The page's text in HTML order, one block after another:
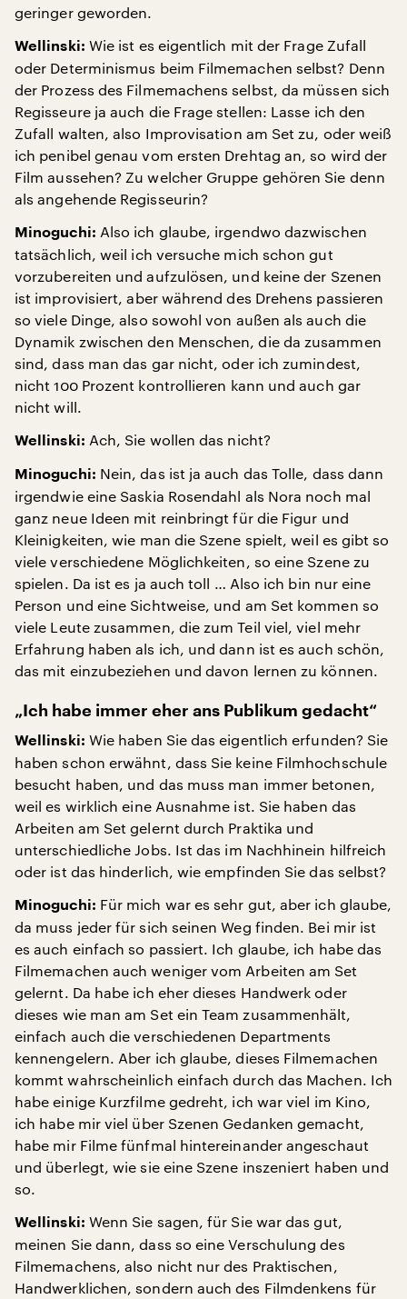
geringer geworden.
Wellinski: Wie ist es eigentlich mit der Frage Zufall
oder Determinismus beim Filmemachen selbst? Denn
der Prozess des Filmemachens selbst, da müssen sich
Regisseure ja auch die Frage stellen: Lasse ich den
Zufall walten, also Improvisation am Set zu, oder weiß
ich penibel genau vom ersten Drehtag an, so wird der
Film aussehen? Zu welcher Gruppe gehören Sie denn
als angehende Regisseurin?
Minoguchi: Also ich glaube, irgendwo dazwischen
tatsächlich, weil ich versuche mich schon gut
vorzubereiten und aufzulösen, und keine der Szenen
ist improvisiert, aber während des Drehens passieren
so viele Dinge, also sowohl von außen als auch die
Dynamik zwischen den Menschen, die da zusammen
sind, dass man das gar nicht, oder ich zumindest,
nicht 100 Prozent kontrollieren kann und auch gar
nicht will.
Wellinski: Ach, Sie wollen das nicht?
Minoguchi: Nein, das ist ja auch das Tolle, dass dann
irgendwie eine Saskia Rosendahl als Nora noch mal
ganz neue Ideen mit reinbringt für die Figur und
Kleinigkeiten, wie man die Szene spielt, weil es gibt so
viele verschiedene Möglichkeiten, so eine Szene zu
spielen. Da ist es ja auch toll … Also ich bin nur eine
Person und eine Sichtweise, und am Set kommen so
viele Leute zusammen, die zum Teil viel, viel mehr
Erfahrung haben als ich, und dann ist es auch schön,
das mit einzubeziehen und davon lernen zu können.
„Ich habe immer eher ans Publikum gedacht“
Wellinski: Wie haben Sie das eigentlich erfunden? Sie
haben schon erwähnt, dass Sie keine Filmhochschule
besucht haben, und das muss man immer betonen,
weil es wirklich eine Ausnahme ist. Sie haben das
Arbeiten am Set gelernt durch Praktika und
unterschiedliche Jobs. Ist das im Nachhinein hilfreich
oder ist das hinderlich, wie empfinden Sie das selbst?
Minoguchi: Für mich war es sehr gut, aber ich glaube,
da muss jeder für sich seinen Weg finden. Bei mir ist
es auch einfach so passiert. Ich glaube, ich habe das
Filmemachen auch weniger vom Arbeiten am Set
gelernt. Da habe ich eher dieses Handwerk oder
dieses wie man am Set ein Team zusammenhält,
einfach auch die verschiedenen Departments
kennengelern. Aber ich glaube, dieses Filmemachen
kommt wahrscheinlich einfach durch das Machen. Ich
habe einige Kurzfilme gedreht, ich war viel im Kino,
ich habe mir viel über Szenen Gedanken gemacht,
habe mir Filme fünfmal hintereinander angeschaut
und überlegt, wie sie eine Szene inszeniert haben und
so.
Wellinski: Wenn Sie sagen, für Sie war das gut,
meinen Sie dann, dass so eine Verschulung des
Filmemachens, also nicht nur des Praktischen,
Handwerklichen, sondern auch des Filmdenkens für